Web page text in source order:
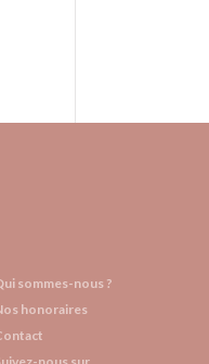
sommes-nous ?
honoraires